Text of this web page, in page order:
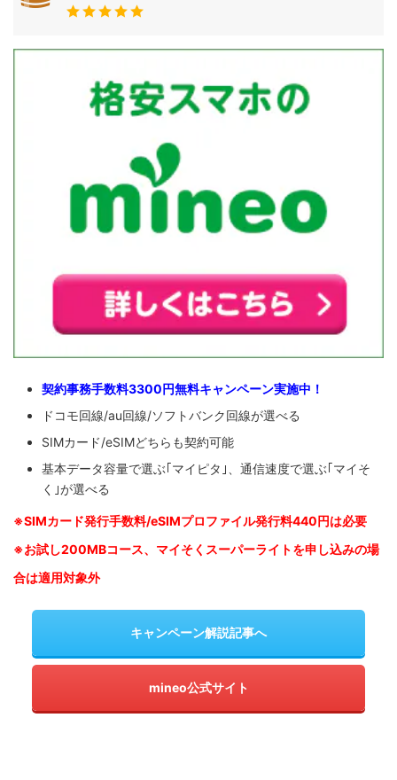
契約事務手数料3300円無料キャンペーン実施中！
ドコモ回線/au回線/ソフトバンク回線が選べる
SIMカード/eSIMどちらも契約可能
基本データ容量で選ぶ｢マイピタ｣、通信速度で選ぶ｢マイそ
く｣が選べる
※SIMカード発行手数料/eSIMプロファイル発行料440円は必要
※お試し200MBコース、マイそくスーパーライトを申し込みの場
合は適用対象外
キャンペーン解説記事へ
mineo公式サイト